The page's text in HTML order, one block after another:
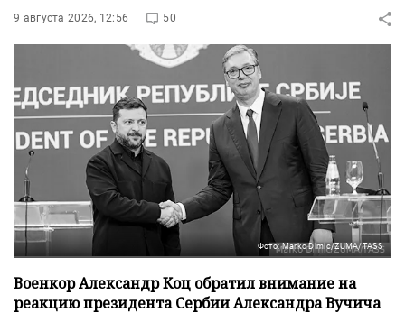
9 августа 2026, 12:56 50
Фото: Marko Dimic/ZUMA/TASS
Военкор Александр Коц обратил внимание на
реакцию президента Сербии Александра Вучича